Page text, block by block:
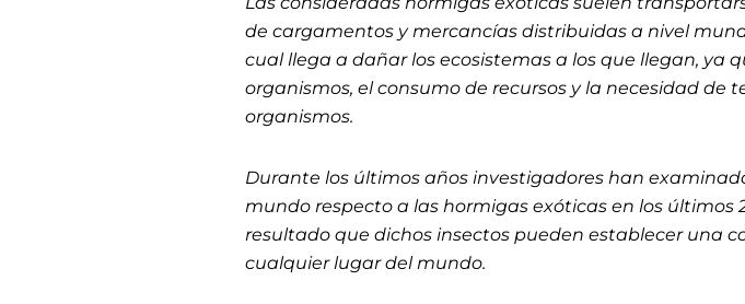
de cargamentos y mercancías distribuidas a nivel
cual llega a dañar los ecosistemas a los que llegan, ya
organismos, el consumo de recursos y la necesidad de
organismos.
Durante los últimos años investigadores han
mundo respecto a las hormigas exóticas en los últimos
resultado que dichos insectos pueden establecer una
cualquier lugar del mundo.